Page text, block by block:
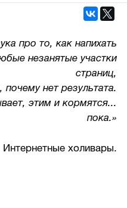
про то, как напихать
незанятые участки
страниц,
почему нет результата.
этим и кормятся...
пока.»
Интернетные холивары.